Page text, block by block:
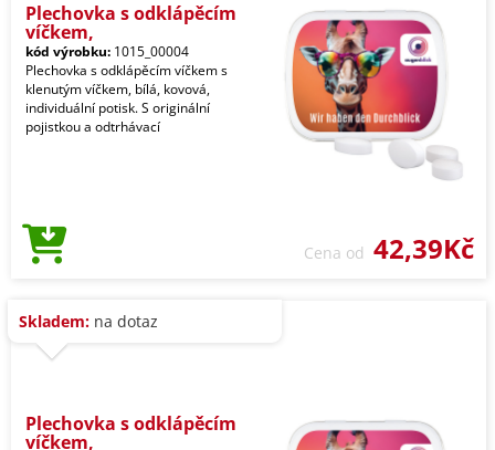
Plechovka s odklápěcím
víčkem,
kód výrobku: 1015_00004
Plechovka s odklápěcím víčkem s
klenutým víčkem, bílá, kovová,
individuální potisk. S originální
pojistkou a odtrhávací
Cena od 42,39Kč
Skladem: na dotaz
Plechovka s odklápěcím
víčkem,